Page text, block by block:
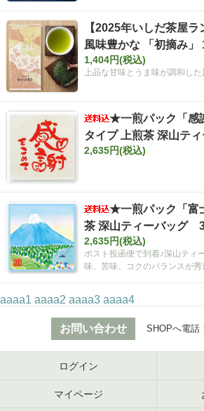
【2025年いしだ茶屋ラ
風味豊かな 「初摘み」
1,404円(税込)
上品な甘味とうま味が調和し
★一煎パック「感
タイプ 上煎茶 深山テ
入 まとめ買いセット
2,635円(税込)
★一煎パック「
茶 深山ティーバッグ
いセット【ポスト投函
2,635円(税込)
ポスト投函便で到着♪深山ティ
味、苦味、コクのバランスが秀
aaaa1 aaaa2 aaaa3 aaaa4
お問い合わせ SHOPへ電話
ログイン
マイページ